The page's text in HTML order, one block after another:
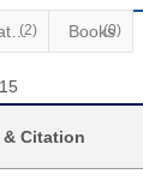
Patents(2) Books
(0)
Citation